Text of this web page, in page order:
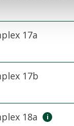
17a
17b
18a